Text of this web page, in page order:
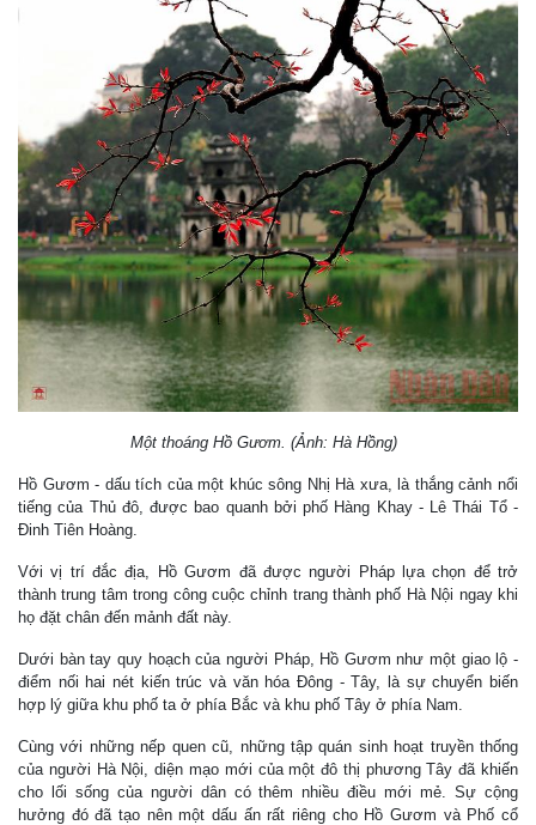
Một thoáng Hồ Gươm. (Ảnh: Hà Hồng)
Hồ Gươm - dấu tích của một khúc sông Nhị Hà xưa, là thắng cảnh nổi
tiếng của Thủ đô, được bao quanh bởi phố Hàng Khay - Lê Thái Tổ -
Đinh Tiên Hoàng.
Với vị trí đắc địa, Hồ Gươm đã được người Pháp lựa chọn để trở
thành trung tâm trong công cuộc chỉnh trang thành phố Hà Nội ngay khi
họ đặt chân đến mảnh đất này.
Dưới bàn tay quy hoạch của người Pháp, Hồ Gươm như một giao lộ -
điểm nối hai nét kiến trúc và văn hóa Đông - Tây, là sự chuyển biến
hợp lý giữa khu phố ta ở phía Bắc và khu phố Tây ở phía Nam.
Cùng với những nếp quen cũ, những tập quán sinh hoạt truyền thống
của người Hà Nội, diện mạo mới của một đô thị phương Tây đã khiến
cho lối sống của người dân có thêm nhiều điều mới mẻ. Sự cộng
hưởng đó đã tạo nên một dấu ấn rất riêng cho Hồ Gươm và Phố cổ